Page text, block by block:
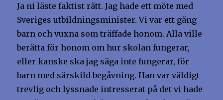
Ja ni läste faktist rätt. Jag hade ett möte med
Sveriges utbildningsminister. Vi var ett gäng
barn och vuxna som träffade honom. Alla ville
berätta för honom om hur skolan fungerar,
eller kanske ska jag säga inte fungerar, för
barn med särskild begåvning. Han var väldigt
trevlig och lyssnade intresserat på det vi hade